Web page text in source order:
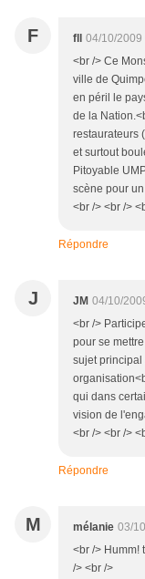
F fll 04/10/2009
<br /> Ce
ville de
en péril le
de la
restaurateurs
et surtout
Pitoyable
scène pour
<br /> <br />
Répondre
J JM 04/10/
<br />
pour se
sujet principal
qui dans
vision de
<br /> <br />
Répondre
M mélanie 03/
<br /> Humm!
/> <br />